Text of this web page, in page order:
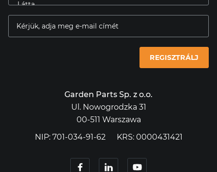
REGISZTRÁLJ
Garden Parts Sp. z o.o.
Ul. Nowogrodzka 31
00-511 Warszawa
NIP: 701-034-91-62
KRS: 0000431421